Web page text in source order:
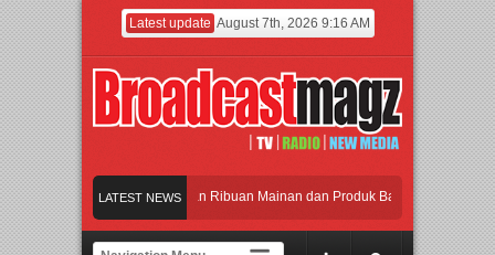
Latest update August 7th, 2026 9:16 AM
LATEST NEWS
Meramaikan Jakarta dengan Ribuan Mainan dan Produk Bayi dari Seluruh
Menjadi Gerbang Inovasi dan Peluang Bisnis Industri Gifts dan Housewares